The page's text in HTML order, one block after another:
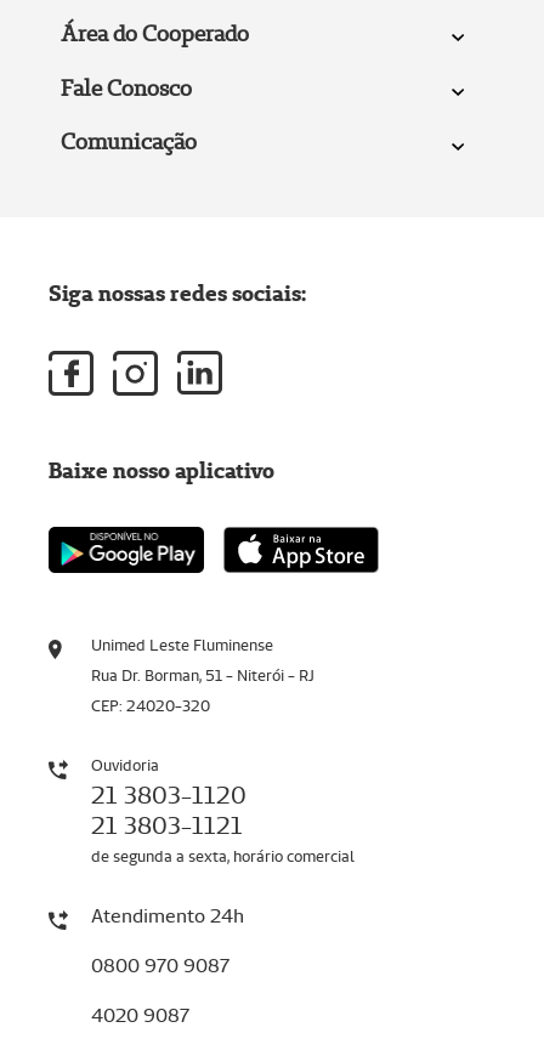
Área do Cooperado
Fale Conosco
Comunicação
Unimed Leste Fluminense
Rua Dr. Borman, 51 - Niterói - RJ
CEP: 24020-320
Ouvidoria
21 3803-1120
21 3803-1121
de segunda a sexta, horário comercial
Atendimento 24h
0800 970 9087
4020 9087
Siga nossas redes sociais:
Baixe nosso aplicativo